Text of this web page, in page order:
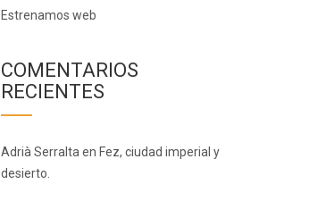
Estrenamos web
COMENTARIOS
RECIENTES
Adrià Serralta en Fez, ciudad imperial y
desierto.